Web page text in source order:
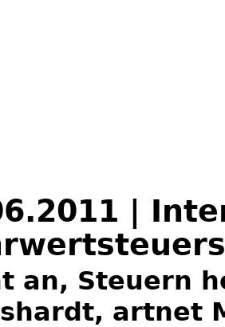
|
an, Steuern
artnet